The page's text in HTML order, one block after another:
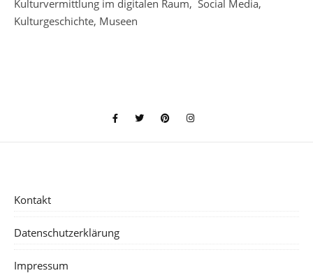
Kulturvermittlung im digitalen Raum, Social Media,
Kulturgeschichte, Museen
Kontakt
Datenschutzerklärung
Impressum